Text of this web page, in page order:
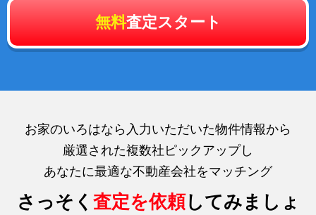
無料査定スタート
お家のいろはなら入力いただいた物件情報から
厳選された複数社ピックアップし
あなたに最適な不動産会社をマッチング
さっそく 査定を依頼してみましょ